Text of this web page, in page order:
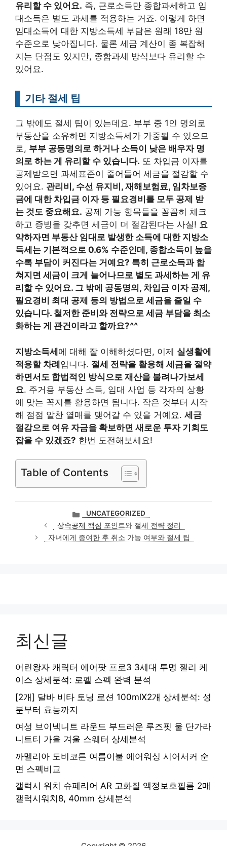
유리할 수 있어요. 즉, 근로소득만 종합과세하고 임
대소득은 별도 과세를 적용하는 거죠. 이렇게 하면
임대소득에 대한 지방소득세 부담은 원래 18만 원
수준으로 낮아집니다. 물론 세금 계산이 좀 복잡해
지는 단점도 있지만, 종합과세 방식보다 유리할 수
있어요.
기타 절세 팁
그 밖에도 절세 팁이 있는데요. 부부 중 1인 명의로
부동산을 소유하면 지방소득세가 가중될 수 있으므
로, 부부 공동명의로 하거나 소득이 낮은 배우자 명
의로 하는 게 유리할 수 있습니다. 또 차입금 이자를
공제받으면 과세표준이 줄어들어 세금을 절감할 수
있어요. 관리비, 수선 유지비, 재해보험료, 임차보증
금에 대한 차입금 이자 등 필요경비를 모두 공제 받
는 것도 중요해요. 공제 가능 항목들을 꼼꼼히 체크
하고 증빙을 갖추면 세금이 더 절감된다는 사실! 요
약하자면 부동산 임대로 발생한 소득에 대한 지방소
득세는 기본적으로 0.6% 수준인데, 종합소득이 높을
수록 부담이 커진다는 거예요? 특히 근로소득과 합
쳐지면 세금이 크게 늘어나므로 별도 과세하는 게 유
리할 수 있어요. 그 밖에 공동명의, 차입금 이자 공제,
필요경비 최대 공제 등의 방법으로 세금을 줄일 수
있습니다. 철저한 준비와 전략으로 세금 부담을 최소
화하는 게 관건이라고 할까요?^^
지방소득세에 대해 잘 이해하셨다면, 이제 실생활에
적용할 차례입니다. 절세 전략을 활용해 세금을 절약
하면서도 합법적인 방식으로 재산을 불려나가보세
요. 주거용 부동산 소득, 임대 사업 등 각자의 상황
에 맞는 꼭지를 활용하면 됩니다. 작은 것부터 시작
해 점점 알찬 열매를 맺어갈 수 있을 거예요. 세금
절감으로 여유 자금을 확보하면 새로운 투자 기회도
잡을 수 있겠죠? 한번 도전해보세요!
Table of Contents
카
테
고
리
UNCATEGORIZED
상속공제 핵심 포인트와 절세 전략 정리
자녀에게 증여한 후 취소 가능 여부와 절세 팁
최신글
어린왕자 캐릭터 에어팟 프로3 3세대 투명 젤리 케
이스 상세분석: 로펠 스펙 완벽 분석
[2개] 달바 비타 토닝 로션 100mlX2개 상세분석: 성
분부터 효능까지
여성 브이넥니트 라운드 부드러운 루즈핏 울 단가라
니트티 가을 겨울 스웨터 상세분석
까멜리아 도비코튼 여름이불 에어워싱 시어서커 순
면 스펙비교
갤럭시 워치 슈페리어 AR 고화질 액정보호필름 2매
갤럭시워치8, 40mm 상세분석